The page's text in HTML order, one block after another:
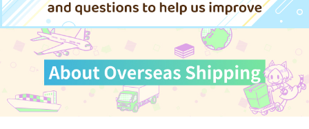
麻宮キャラブック
021 「-舞- 香月舞
From マジカルエミ」
太陽系旅団
N.H.Kアニメらくがき
本
TENCAL
くりいむレモンとの出
サンプル
作品詳細